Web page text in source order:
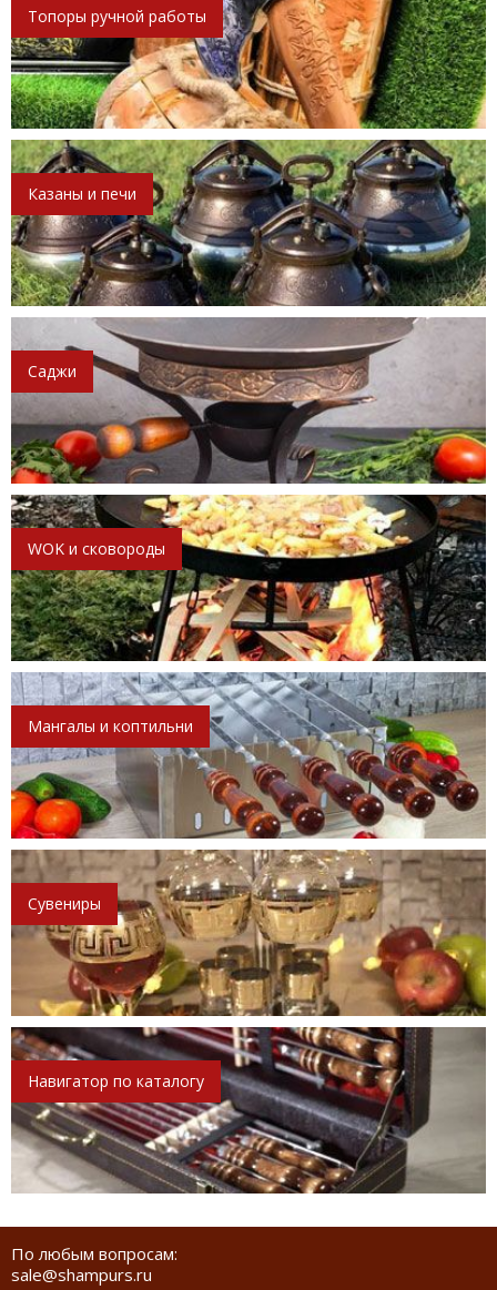
Топоры ручной работы
Казаны и печи
Саджи
WOK и сковороды
Мангалы и коптильни
Сувениры
Навигатор по каталогу
По любым вопросам:
sale@shampurs.ru